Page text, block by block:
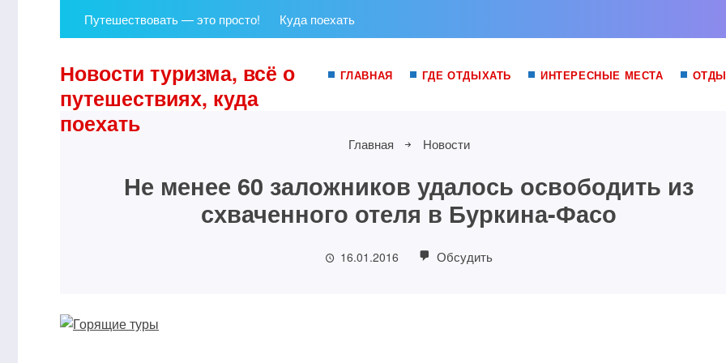
Путешествовать — это просто! Куда поехать
Новости туризма, всё о
путешествиях, куда
поехать
ГЛАВНАЯ ГДЕ ОТДЫХАТЬ ИНТЕРЕСНЫЕ МЕСТА
Главная Новости
Не менее 60 заложников удалось освободить из
схваченного отеля в Буркина-Фасо
16.01.2016 Обсудить